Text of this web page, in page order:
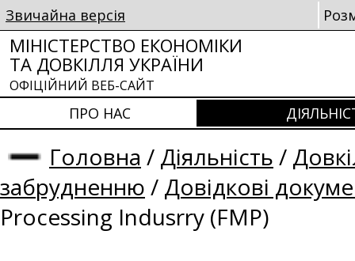
Звичайна версія
МІНІСТЕРСТВО ЕКОНОМІКИ
ТА ДОВКІЛЛЯ УКРАЇНИ
ОФІЦІЙНИЙ ВЕБ-САЙТ
ПРО НАС
Головна / Діяльність /
забрудненню / Довідкові
Processing Indusrry (FMP)